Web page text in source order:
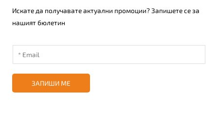
Искате да получавате актуални промоции? Запишете се за
нашият бюлетин
ЗАПИШИ МЕ